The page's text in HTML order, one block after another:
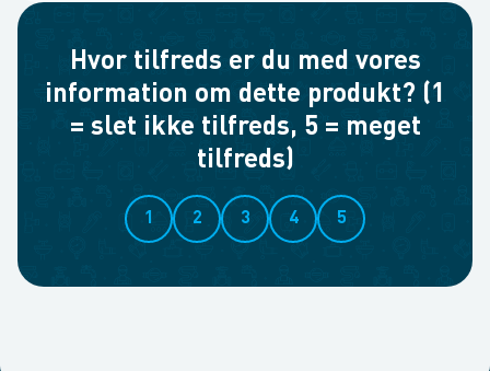
Hvor tilfreds er du med vores
information om dette produkt? (1
= slet ikke tilfreds, 5 = meget
tilfreds)
1 2 3 4 5